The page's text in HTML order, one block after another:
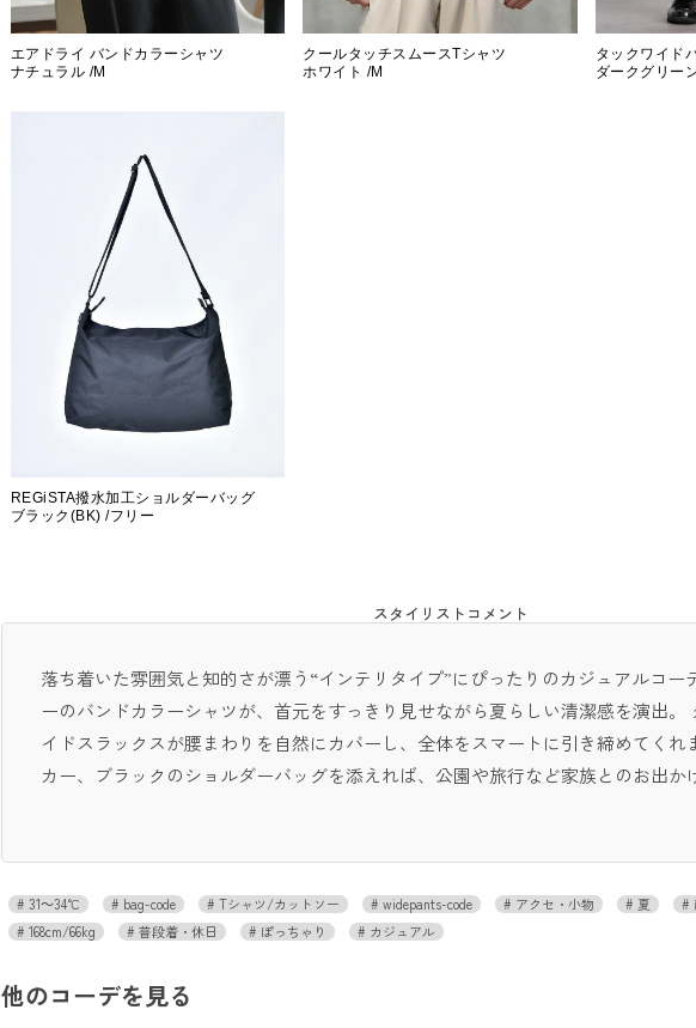
エアドライ バンドカラーシャツ
ナチュラル /M
クールタッチスムースTシャツ
ホワイト /M
タックワイド
ダークグリー
REGiSTA撥水加工ショルダーバッグ
ブラック(BK) /フリー
スタイリストコメント
落ち着いた雰囲気と知的さが漂う“インテリタイプ”にぴったりのカジュアルコー
ーのバンドカラーシャツが、首元をすっきり見せながら夏らしい清潔感を演出。
イドスラックスが腰まわりを自然にカバーし、全体をスマートに引き締めてくれ
カー、ブラックのショルダーバッグを添えれば、公園や旅行など家族とのお出か
31～34℃ bag-code Tシャツ/カットソー widepants-code アクセ・小物 夏
168cm/66kg
普段着・休日 ぽっちゃり カジュアル
他のコーデを見る